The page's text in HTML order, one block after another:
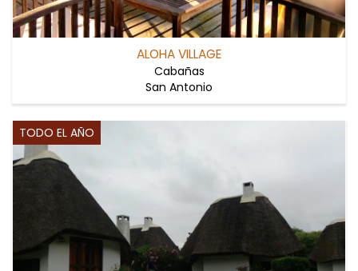
ALOHA VILLAGE
Cabañas
San Antonio
TODO EL AÑO